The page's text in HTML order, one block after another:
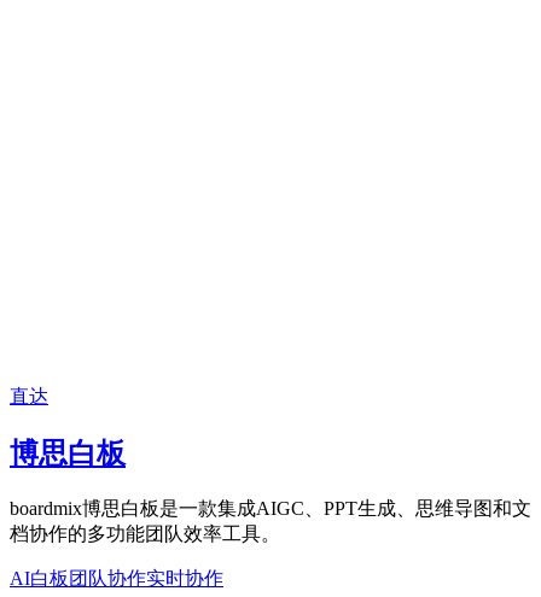
直达
博思白板
boardmix博思白板是一款集成AIGC、PPT生成、思维导图和文
档协作的多功能团队效率工具。
AI白板 团队协作实时协作